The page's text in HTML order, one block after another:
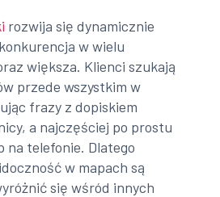
rozwija się dynamicznie
w wielu
większa. Klienci szukają
przede wszystkim w
frazy z dopiskiem
a najczęściej po prostu
na telefonie. Dlatego
w mapach są
się wśród innych